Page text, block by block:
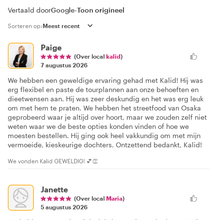
Vertaald doorGoogle-Toon origineel
Sorteren op:
Paige
(Over local kalid)
7 augustus 2026
We hebben een geweldige ervaring gehad met Kalid! Hij was
erg flexibel en paste de tourplannen aan onze behoeften en
dieetwensen aan. Hij was zeer deskundig en het was erg leuk
om met hem te praten. We hebben het streetfood van Osaka
geprobeerd waar je altijd over hoort, maar we zouden zelf niet
weten waar we de beste opties konden vinden of hoe we
moesten bestellen. Hij ging ook heel vakkundig om met mijn
vermoeide, kieskeurige dochters. Ontzettend bedankt, Kalid!
We vonden Kalid GEWELDIG! 💕👏
Janette
(Over local Maria)
5 augustus 2026